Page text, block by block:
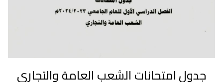
جدول امتحانات الشعب العامة والتجاري